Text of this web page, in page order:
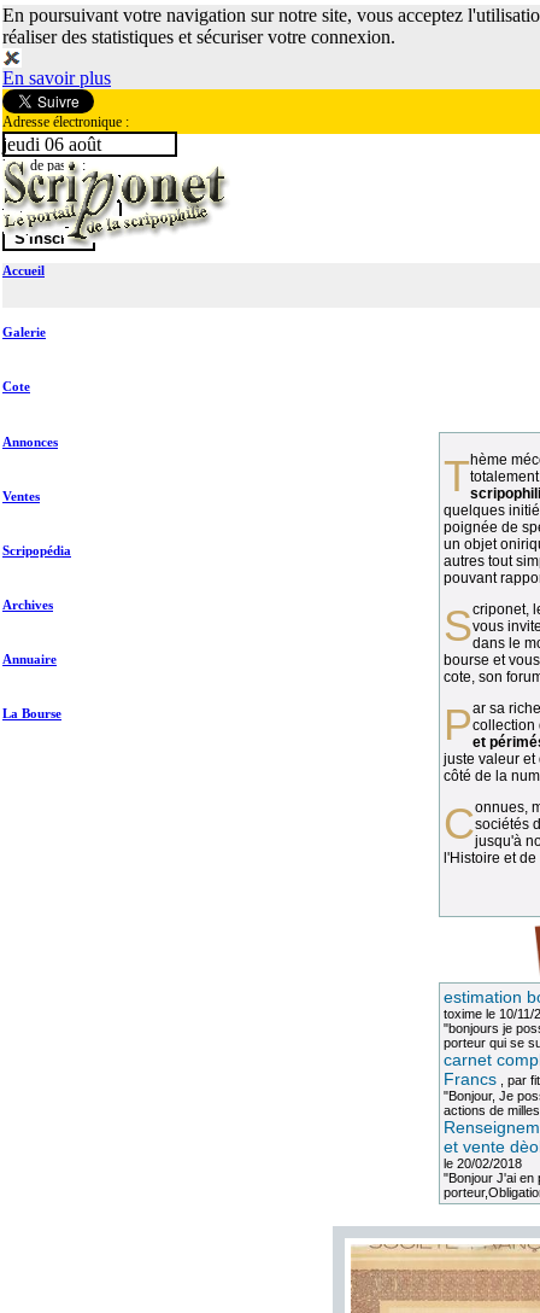
En poursuivant votre navigation sur notre site, vous acceptez
réaliser des statistiques et sécuriser votre connexion.
En savoir plus
Adresse électronique :
Mot de passe :
jeudi 06 août
Accueil
Galerie
Cote
Annonces
Ventes
Scripopédia
Archives
Annuaire
La Bourse
Thème méconnu des collectionneurs et
quelques
poignée de
un objet
autres tout
pouvant
vous
dans le
bourse et
cote, son
Par sa richesse et sa diversité, lacollection
et
juste valeur et
côté de la
Connues, méconnues, ou inconnues, lessociétés
jusqu'à
l'Histoire et
estimation
toximele 10/11/
"bonjours je
porteur qui se
carnet
Francs, par
"Bonjour, Je
actions de
et vente
le 20/02/2018
"Bonjour J'ai en